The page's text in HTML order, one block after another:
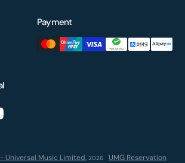
Payment
Universal Music Limited, 2026 UMG Reservation